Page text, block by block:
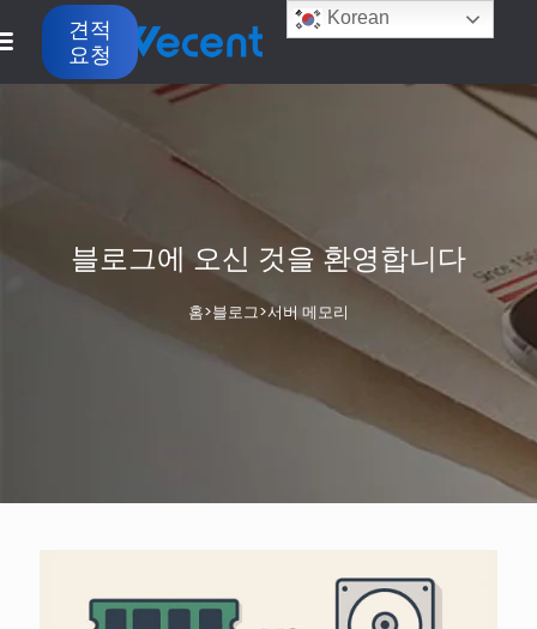
견적
요청
블로그에 오신 것을 환영합니다
홈>블로그>서버 메모리
Korean